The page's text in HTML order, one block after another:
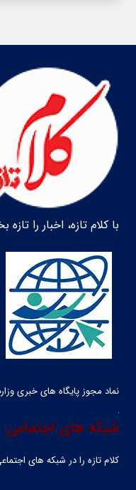
با کلام تازه، اخبار را تازه
نماد مجوز پایگاه های خبری
شبکه های اجتماعی
کلام تازه را در شبکه ‌های